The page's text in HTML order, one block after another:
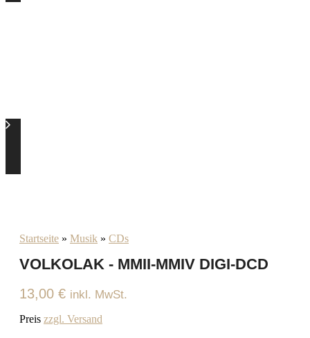
Startseite » Musik » CDs
VOLKOLAK - MMII-MMIV DIGI-DCD
13,00 € inkl. MwSt.
Preis zzgl. Versand